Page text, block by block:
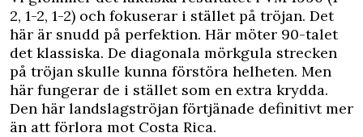
2, 1-2, 1-2) och fokuserar i stället på tröjan. Det
här är snudd på perfektion. Här möter 90-talet
det klassiska. De diagonala mörkgula strecken
på tröjan skulle kunna förstöra helheten. Men
här fungerar de i stället som en extra krydda.
Den här landslagströjan förtjänade definitivt mer
än att förlora mot Costa Rica.